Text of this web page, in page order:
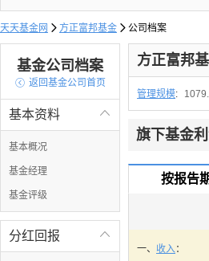
天天基金网  方正富邦基金  公司档案
基金公司档案
 返回基金公司首页

基本资料
基本概况
基金经理
基金评级

分红回报
方正富邦
管理规模:
旗下基金
按报告
一、 收入：